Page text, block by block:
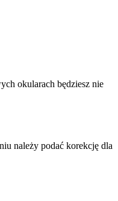
okularach będziesz nie
należy podać korekcję dla